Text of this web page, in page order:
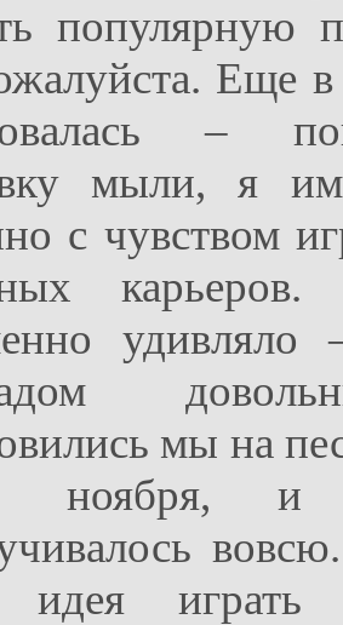
популярную
Еще
–
мыли, я
с чувством
мы на
ноября, и
идея играть